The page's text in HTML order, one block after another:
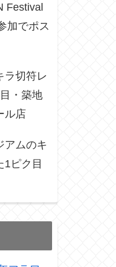
Festival
加でポス
ラ切符レ
・築地
ル店
アムのキ
1ピク目